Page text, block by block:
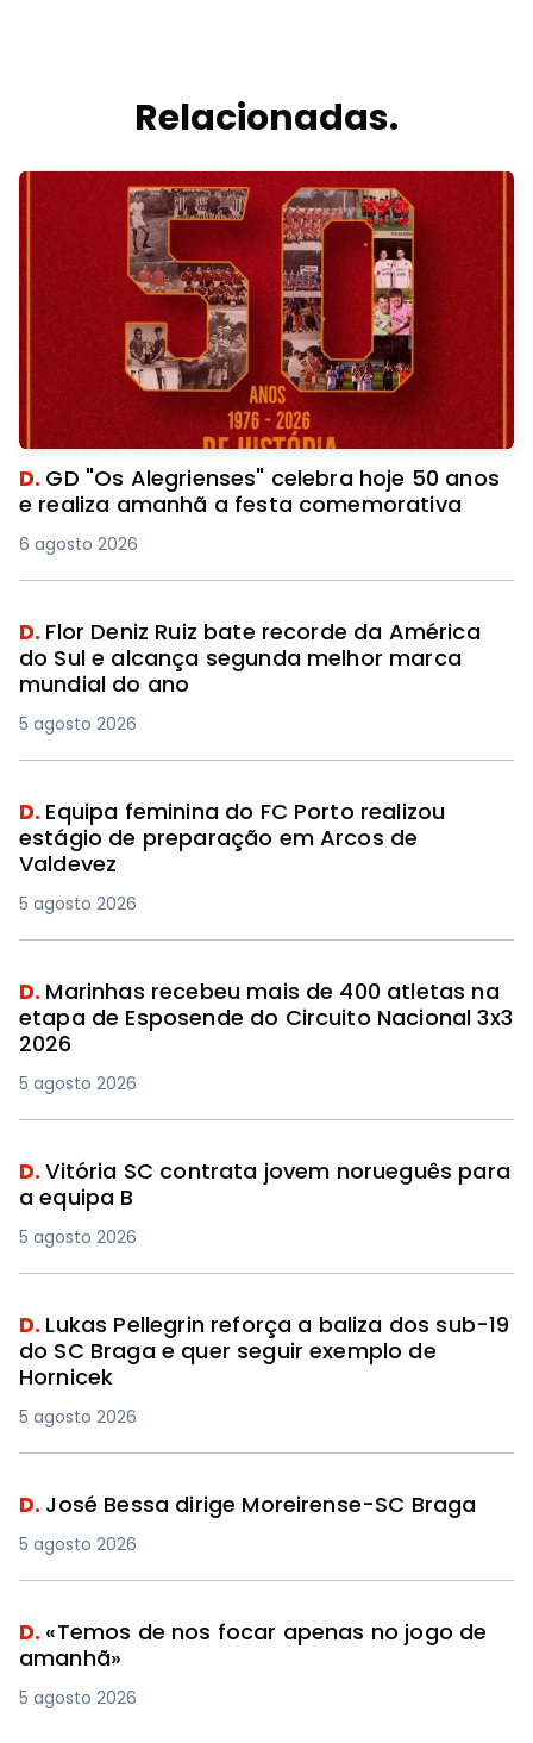
Relacionadas.
D. GD "Os Alegrienses" celebra hoje 50 anos
e realiza amanhã a festa comemorativa
6 agosto 2026
D. Flor Deniz Ruiz bate recorde da América
do Sul e alcança segunda melhor marca
mundial do ano
5 agosto 2026
D. Equipa feminina do FC Porto realizou
estágio de preparação em Arcos de
Valdevez
5 agosto 2026
D. Marinhas recebeu mais de 400 atletas na
etapa de Esposende do Circuito Nacional 3x3
2026
5 agosto 2026
D.Vitória SC contrata jovem norueguês para
a equipa B
5 agosto 2026
D. Lukas Pellegrin reforça a baliza dos sub-19
do SC Braga e quer seguir exemplo de
Hornicek
5 agosto 2026
D. José Bessa dirige Moreirense-SC Braga
5 agosto 2026
D. «Temos de nos focar apenas no jogo de
amanhã»
5 agosto 2026